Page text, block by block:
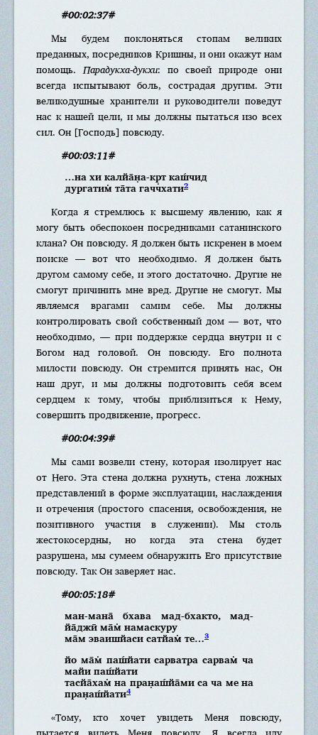
#00:02:37#
Мы будем поклоняться стопам великих
преданных, посредников Кришны, и они окажут нам
помощь.Парадукха-дукхи: по своей природе они
всегда испытывают боль, сострадая другим. Эти
великодушные хранители и руководители поведут
нас к нашей цели, и мы должны пытаться изо всех
сил. Он [Господь] повсюду.
#00:03:11#
…на хи калйа̄н̣а-кр̣т каш́чид
дургатим̇ та̄та гаччхати2
Когда я стремлюсь к высшему явлению, как я
могу быть обеспокоен посредниками сатанинского
клана? Он повсюду. Я должен быть искренен в моем
поиске — вот что необходимо. Я должен быть
другом самому себе, и этого достаточно. Другие не
смогут причинить мне вред. Другие не смогут. Мы
являемся врагами самим себе. Мы должны
контролировать свой собственный дом — вот, что
необходимо, — при поддержке сердца внутри и с
Богом над головой. Он повсюду. Его полнота
милости повсюду. Он стремится принять нас, Он
наш друг, и мы должны подготовить себя всем
сердцем к тому, чтобы приблизиться к Нему,
совершить продвижение, прогресс.
#00:04:39#
Мы сами возвели стену, которая изолирует нас
от Него. Эта стена должна рухнуть, стена ложных
представлений в форме эксплуатации, наслаждения
и отречения (простого спасения, освобождения, не
позитивного участия в служении). Мы столь
жестокосердны, но когда эта стена будет
разрушена, мы сумеем обнаружить Его присутствие
повсюду. Так Он заверяет нас.
#00:05:18#
ман-мана̄ бхава мад-бхакто, мад-
йа̄джӣ ма̄м̇ намаскуру
ма̄м эваишйаси сатйам̇ те…3
йо ма̄м̇ паш́йати сарватра сарвам̇ ча
майи паш́йати
тасйа̄хам̇ на пран̣аш́йа̄ми са ча ме на
пран̣аш́йати4
«Тому, кто хочет увидеть Меня повсюду,